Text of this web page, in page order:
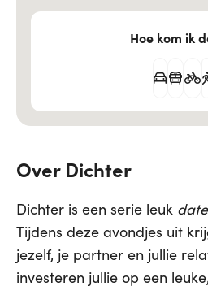
Hoe kom ik
Over Dichter
Dichter is een serie leuk
Tijdens deze avondjes uit
jezelf, je partner en jullie
investeren jullie op een